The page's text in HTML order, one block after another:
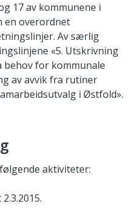
17 av kommunene i
en overordnet
Av særlig
«5. Utskrivning
behov for kommunale
av avvik fra rutiner
i Østfold».
aktiviteter: